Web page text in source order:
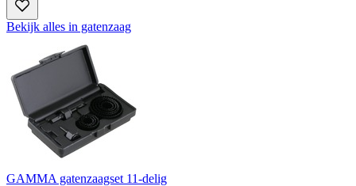
Bekijk alles in gatenzaag
GAMMA gatenzaagset 11-delig